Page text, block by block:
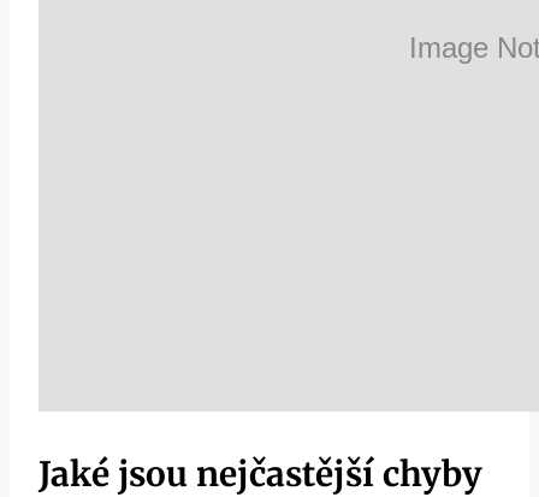
Jaké jsou nejčastější chyby